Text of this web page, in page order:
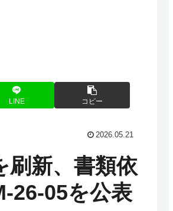
LINE コピー
2026.05.21
刷新、書類依
26-05を公表